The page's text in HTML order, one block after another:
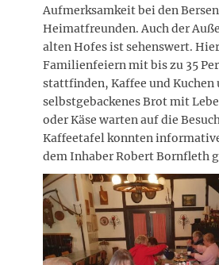
Aufmerksamkeit bei den
Heimatfreunden. Auch der
alten Hofes ist sehenswert.
Familienfeiern mit bis zu 35
stattfinden, Kaffee und Kuchen
selbstgebackenes Brot mit
oder Käse warten auf die
Kaffeetafel konnten
dem Inhaber Robert Bornfleth